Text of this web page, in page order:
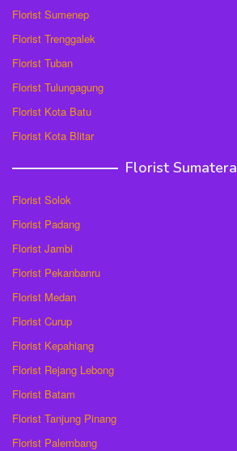
Florist Sumenep
Florist Trenggalek
Florist Tuban
Florist Tulungagung
Florist Kota Batu
Florist Kota Blitar
Florist Sumatera
Florist Solok
Florist Padang
Florist Jambi
Florist Pekanbanru
Florist Medan
Florist Curup
Florist Kepahiang
Florist Rejang Lebong
Florist Batam
Florist Tanjung Pinang
Florist Palembang